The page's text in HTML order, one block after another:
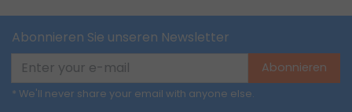
Abonnieren Sie unseren Newsletter
Abonnieren
* We'll never share your email with anyone else.